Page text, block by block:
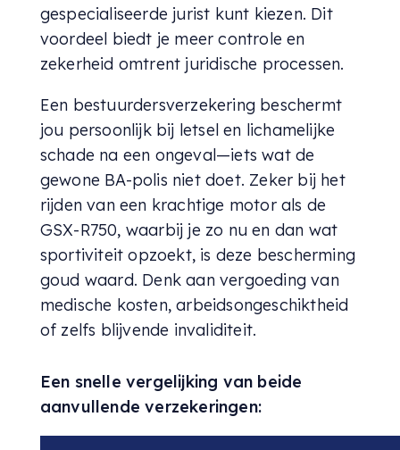
gespecialiseerde jurist kunt kiezen. Dit
voordeel biedt je meer controle en
zekerheid omtrent juridische processen.
Een bestuurdersverzekering beschermt
jou persoonlijk bij letsel en lichamelijke
schade na een ongeval—iets wat de
gewone BA-polis niet doet. Zeker bij het
rijden van een krachtige motor als de
GSX-R750, waarbij je zo nu en dan wat
sportiviteit opzoekt, is deze bescherming
goud waard. Denk aan vergoeding van
medische kosten, arbeidsongeschiktheid
of zelfs blijvende invaliditeit.
Een snelle vergelijking van beide
aanvullende verzekeringen: